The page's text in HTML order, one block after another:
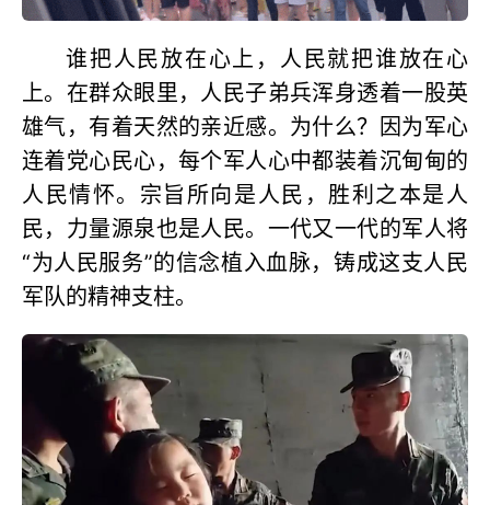
谁把人民放在心上，人民就把谁放在心
上。在群众眼里，人民子弟兵浑身透着一股英
雄气，有着天然的亲近感。为什么？因为军心
连着党心民心，每个军人心中都装着沉甸甸的
人民情怀。宗旨所向是人民，胜利之本是人
民，力量源泉也是人民。一代又一代的军人将
“为人民服务”的信念植入血脉，铸成这支人民
军队的精神支柱。